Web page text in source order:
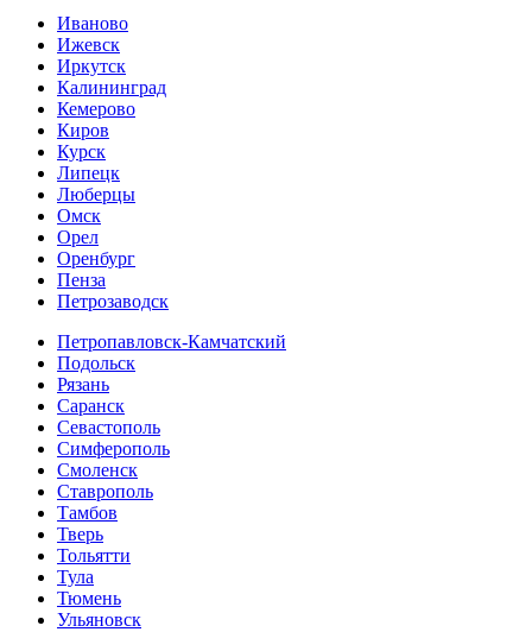
Иваново
Ижевск
Иркутск
Калининград
Кемерово
Киров
Курск
Липецк
Люберцы
Омск
Орел
Оренбург
Пенза
Петрозаводск
Петропавловск-Камчатский
Подольск
Рязань
Саранск
Севастополь
Симферополь
Смоленск
Ставрополь
Тамбов
Тверь
Тольятти
Тула
Тюмень
Ульяновск